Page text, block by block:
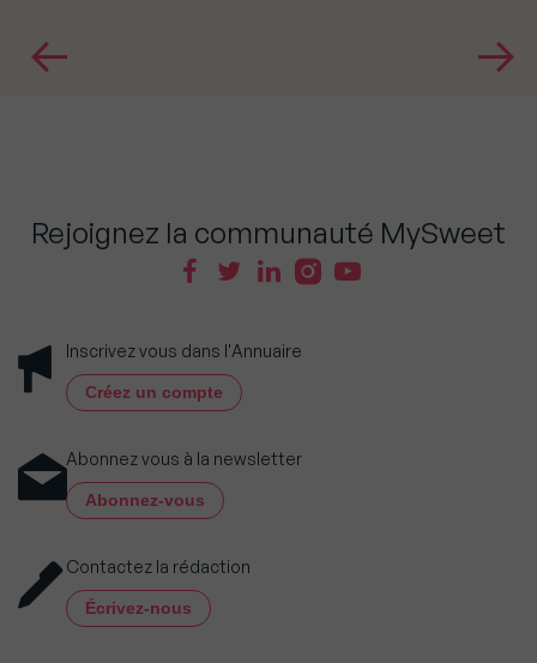
Rejoignez la communauté MySweet
Inscrivez vous dans l'Annuaire
Créez un compte
Abonnez vous à la newsletter
Abonnez-vous
Contactez la rédaction
Écrivez-nous